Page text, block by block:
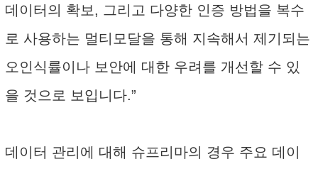
데이터의 확보, 그리고 다양한 인증 방법을 복수
로 사용하는 멀티모달을 통해 지속해서 제기되는
오인식률이나 보안에 대한 우려를 개선할 수 있
을 것으로 보입니다.”
데이터 관리에 대해 슈프리마의 경우 주요 데이